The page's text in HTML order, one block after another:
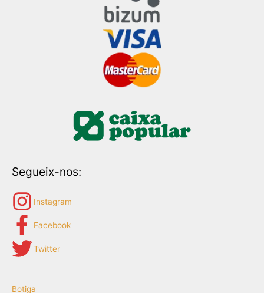
Segueix-nos:
Instagram
Facebook
Twitter
Botiga